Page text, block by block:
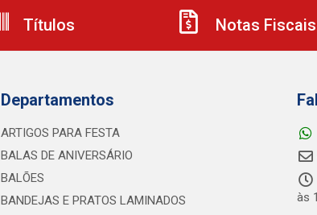
Títulos Notas Fiscais
Departamentos
ARTIGOS PARA FESTA
BALAS DE ANIVERSÁRIO
BALÕES
BANDEJAS E PRATOS LAMINADOS
às